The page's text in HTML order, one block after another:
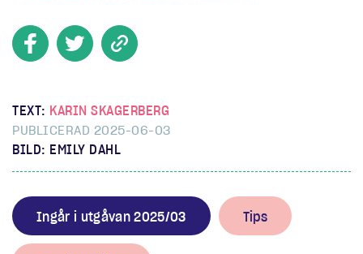
TEXT: KARIN SKAGERBERG
PUBLICERAD 2025-06-03
BILD: EMILY DAHL
Ingår i utgåvan 2025/03 Tips